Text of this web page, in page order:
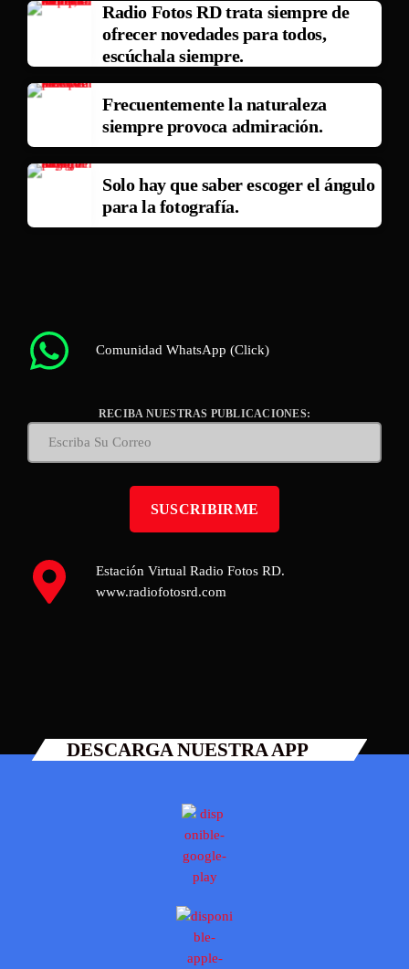
Radio Fotos RD trata siempre de
ofrecer novedades para todos,
escúchala siempre.
Frecuentemente la naturaleza
siempre provoca admiración.
Solo hay que saber escoger el ángulo
para la fotografía.
Comunidad WhatsApp (Click)
RECIBA NUESTRAS PUBLICACIONES:
Estación Virtual Radio Fotos RD.
www.radiofotosrd.com
DESCARGA NUESTRA APP